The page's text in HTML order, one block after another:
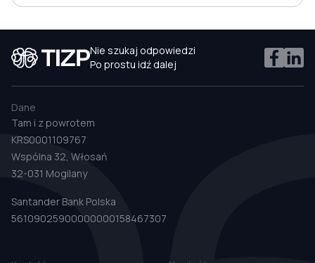
Nie szukaj odpowiedzi
Po prostu idź dalej
Dane
Tam i z powrotem
KRS0001109767
Wspólna 32, Włosań
32-031 Mogilany
Santander Bank Polska
56109025900000000158467307